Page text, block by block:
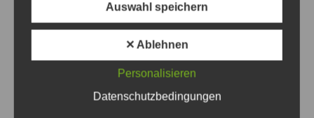
Volksbank eG verlost VRhilft-
Defibrillatoren an Vereine
8. August 2026 0
Auswahl speichern
✕ Ablehnen
Personalisieren
Datenschutzbedingungen